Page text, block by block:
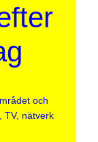
och
TV, nätverk